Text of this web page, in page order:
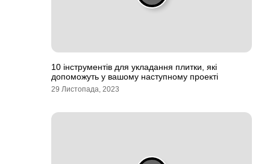
10 інструментів для укладання плитки, які
допоможуть у вашому наступному проекті
29 Листопада, 2023